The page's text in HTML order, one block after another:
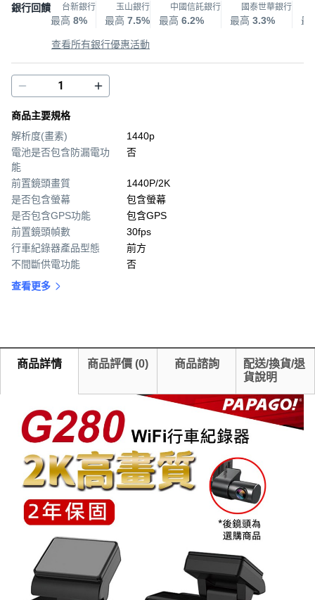
銀行回饋 台新銀行
最高 8%
玉山銀行
最高 7.5%
中國信託銀行
最高 6.2%
國泰世華銀行
最高 3.3% 最
查看所有銀行優惠活動
商品主要規格
解析度(畫素)
1440p
電池是否包含防漏電功
能
否
前置鏡頭畫質
1440P/2K
是否包含螢幕
包含螢幕
是否包含GPS功能
包含GPS
前置鏡頭幀數
30fps
行車紀錄器產品型態
前方
不間斷供電功能
否
查看更多
商品詳情 商品評價 (0) 商品諮詢
配送/換貨/退
貨說明